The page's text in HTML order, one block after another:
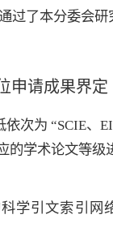
过了本分委会
申请成果界定
依次为 “SCIE、EI
学术论文等级
学引文索引网